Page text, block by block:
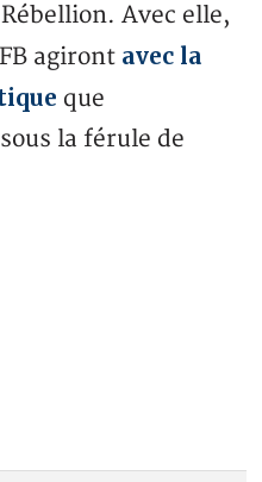
Avec elle,
agiront avec la
que
la férule de